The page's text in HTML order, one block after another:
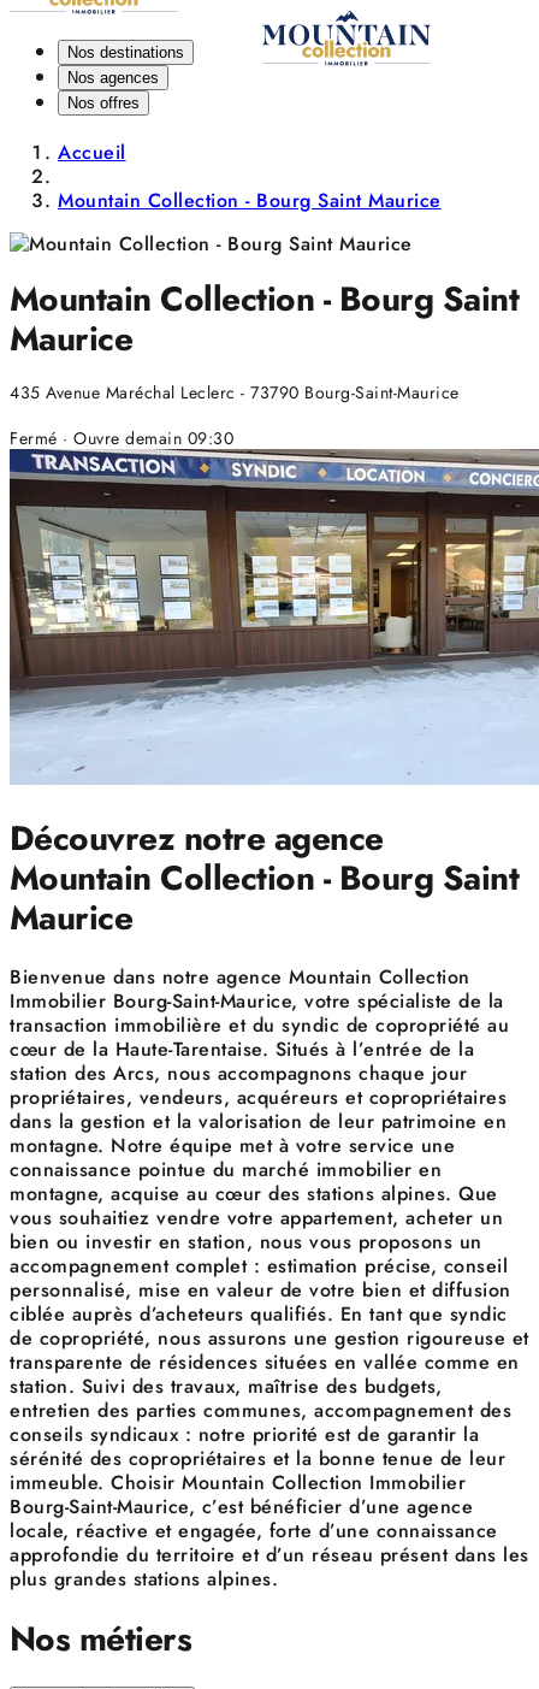
Nos destinations
Nos agences
Nos offres
Accueil
Mountain Collection - Bourg Saint Maurice
Mountain Collection - Bourg Saint
Maurice
435 Avenue Maréchal Leclerc - 73790 Bourg-Saint-Maurice
Fermé · Ouvre demain 09:30
Découvrez notre agence
Mountain Collection - Bourg Saint
Maurice
Bienvenue dans notre agence Mountain Collection
Immobilier Bourg-Saint-Maurice, votre spécialiste de la
transaction immobilière et du syndic de copropriété au
cœur de la Haute-Tarentaise. Situés à l’entrée de la
station des Arcs, nous accompagnons chaque jour
propriétaires, vendeurs, acquéreurs et copropriétaires
dans la gestion et la valorisation de leur patrimoine en
montagne. Notre équipe met à votre service une
connaissance pointue du marché immobilier en
montagne, acquise au cœur des stations alpines. Que
vous souhaitiez vendre votre appartement, acheter un
bien ou investir en station, nous vous proposons un
accompagnement complet : estimation précise, conseil
personnalisé, mise en valeur de votre bien et diffusion
ciblée auprès d’acheteurs qualifiés. En tant que syndic
de copropriété, nous assurons une gestion rigoureuse et
transparente de résidences situées en vallée comme en
station. Suivi des travaux, maîtrise des budgets,
entretien des parties communes, accompagnement des
conseils syndicaux : notre priorité est de garantir la
sérénité des copropriétaires et la bonne tenue de leur
immeuble. Choisir Mountain Collection Immobilier
Bourg-Saint-Maurice, c’est bénéficier d’une agence
locale, réactive et engagée, forte d’une connaissance
approfondie du territoire et d’un réseau présent dans les
plus grandes stations alpines.
Nos métiers